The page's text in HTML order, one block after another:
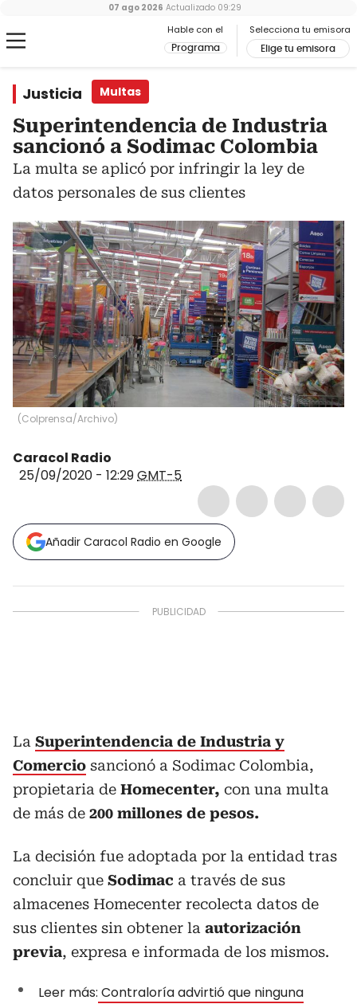
Hable con el
Programa
Selecciona tu emisora
Elige tu emisora
07 ago 2026 Actualizado 09:29
Justicia Multas
Superintendencia de Industria
sancionó a Sodimac Colombia
La multa se aplicó por infringir la ley de
datos personales de sus clientes
(Colprensa/Archivo)
Caracol Radio
25/09/2020 - 12:29GMT-5
Añadir Caracol Radio en Google
La Superintendencia de Industria y
Comercio sancionó a Sodimac Colombia,
propietaria de Homecenter, con una multa
de más de 200 millones de pesos.
La decisión fue adoptada por la entidad tras
concluir que Sodimac a través de sus
almacenes Homecenter recolecta datos de
sus clientes sin obtener la autorización
previa, expresa e informada de los mismos.
Leer más: Contraloría advirtió que ninguna